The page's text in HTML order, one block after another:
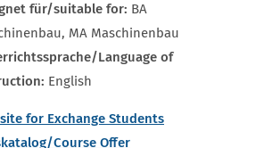
für/suitable for: BA
MA Maschinenbau
Language of
English
for Exchange Students
Course Offer